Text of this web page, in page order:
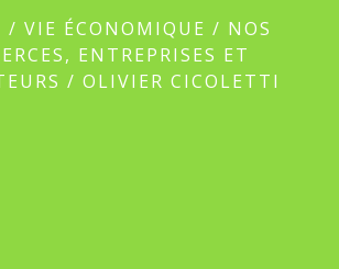
/ VIE ÉCONOMIQUE / NOS
ENTREPRISES ET
/ OLIVIER CICOLETTI